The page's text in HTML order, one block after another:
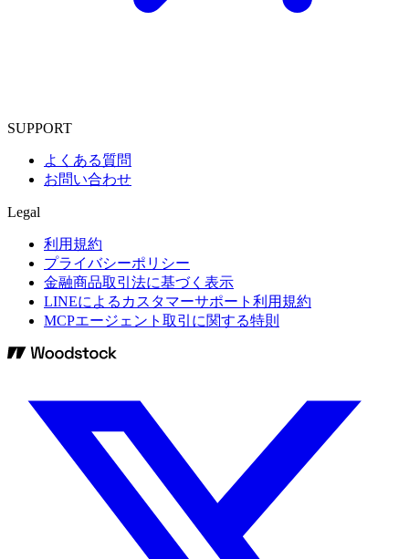
SUPPORT
よくある質問
お問い合わせ
Legal
利用規約
プライバシーポリシー
金融商品取引法に基づく表示
LINEによるカスタマーサポート利用規約
MCPエージェント取引に関する特則